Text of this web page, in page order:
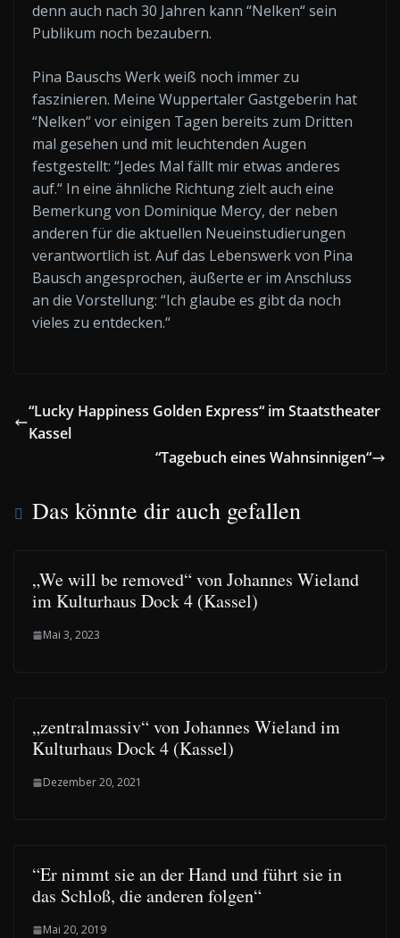
denn auch nach 30 Jahren kann “Nelken“ sein
Publikum noch bezaubern.
Pina Bauschs Werk weiß noch immer zu
faszinieren. Meine Wuppertaler Gastgeberin hat
“Nelken“ vor einigen Tagen bereits zum Dritten
mal gesehen und mit leuchtenden Augen
festgestellt: “Jedes Mal fällt mir etwas anderes
auf.“ In eine ähnliche Richtung zielt auch eine
Bemerkung von Dominique Mercy, der neben
anderen für die aktuellen Neueinstudierungen
verantwortlich ist. Auf das Lebenswerk von Pina
Bausch angesprochen, äußerte er im Anschluss
an die Vorstellung: “Ich glaube es gibt da noch
vieles zu entdecken.“
“Lucky Happiness Golden Express“ im Staatstheater
Kassel
“Tagebuch eines Wahnsinnigen“
Das könnte dir auch gefallen
„We will be removed“ von Johannes Wieland
im Kulturhaus Dock 4 (Kassel)
Mai 3, 2023
„zentralmassiv“ von Johannes Wieland im
Kulturhaus Dock 4 (Kassel)
Dezember 20, 2021
“Er nimmt sie an der Hand und führt sie in
das Schloß, die anderen folgen“
Mai 20, 2019